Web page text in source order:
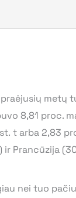
metų
8,81 proc.
t arba 2,83
ir Prancūzija
nei tuo